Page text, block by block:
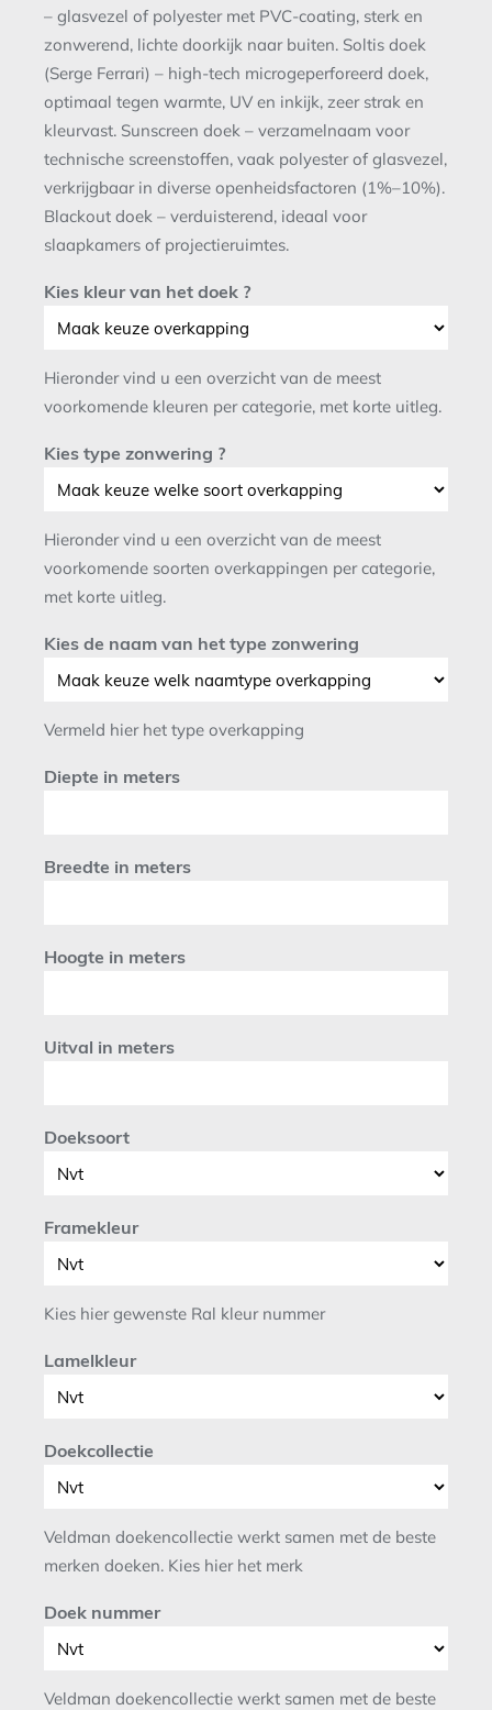
– glasvezel of polyester met PVC-coating, sterk en
zonwerend, lichte doorkijk naar buiten. Soltis doek
(Serge Ferrari) – high-tech microgeperforeerd doek,
optimaal tegen warmte, UV en inkijk, zeer strak en
kleurvast. Sunscreen doek – verzamelnaam voor
technische screenstoffen, vaak polyester of glasvezel,
verkrijgbaar in diverse openheidsfactoren (1%–10%).
Blackout doek – verduisterend, ideaal voor
slaapkamers of projectieruimtes.
Kies kleur van het doek ?
Hieronder vind u een overzicht van de meest
voorkomende kleuren per categorie, met korte uitleg.
Kies type zonwering ?
Hieronder vind u een overzicht van de meest
voorkomende soorten overkappingen per categorie,
met korte uitleg.
Kies de naam van het type zonwering
Vermeld hier het type overkapping
Diepte in meters
Breedte in meters
Hoogte in meters
Uitval in meters
Doeksoort
Framekleur
Kies hier gewenste Ral kleur nummer
Lamelkleur
Doekcollectie
Veldman doekencollectie werkt samen met de beste
merken doeken. Kies hier het merk
Doek nummer
Veldman doekencollectie werkt samen met de beste